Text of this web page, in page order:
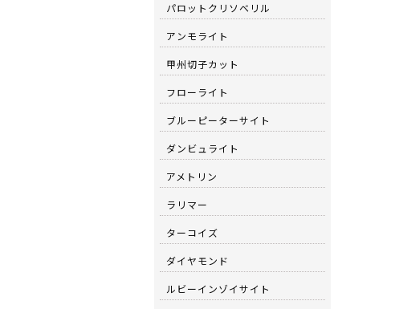
パロットクリソベリル
アンモライト
甲州切子カット
フローライト
ブルーピーターサイト
ダンビュライト
アメトリン
ラリマー
ターコイズ
ダイヤモンド
ルビーインゾイサイト